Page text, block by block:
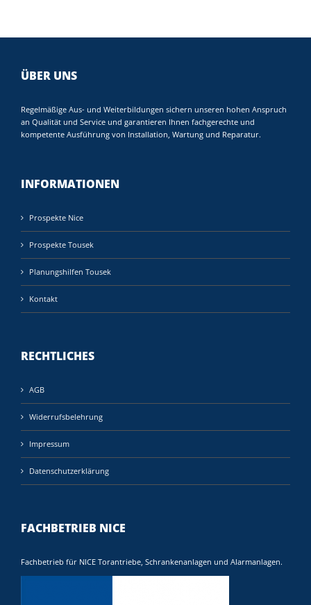
ÜBER UNS
Regelmäßige Aus- und Weiterbildungen sichern unseren hohen Anspruch
an Qualität und Service und garantieren Ihnen fachgerechte und
kompetente Ausführung von Installation, Wartung und Reparatur.
INFORMATIONEN
Prospekte Nice
Prospekte Tousek
Planungshilfen Tousek
Kontakt
RECHTLICHES
AGB
Widerrufsbelehrung
Impressum
Datenschutzerklärung
FACHBETRIEB NICE
Fachbetrieb für NICE Torantriebe, Schrankenanlagen und Alarmanlagen.